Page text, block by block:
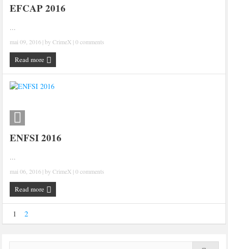
EFCAP 2016
...
mai 09, 2016| byCrimeX |0 comments
Read more
ENFSI 2016
...
mai 06, 2016| byCrimeX |0 comments
Read more
1 2